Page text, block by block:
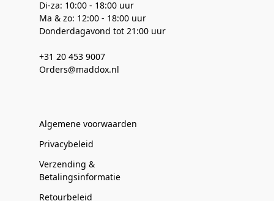
Di-za: 10:00 - 18:00 uur
Ma & zo: 12:00 - 18:00 uur
Donderdagavond tot 21:00 uur
+31 20 453 9007
Orders@maddox.nl
Algemene voorwaarden
Privacybeleid
Verzending &
Betalingsinformatie
Retourbeleid